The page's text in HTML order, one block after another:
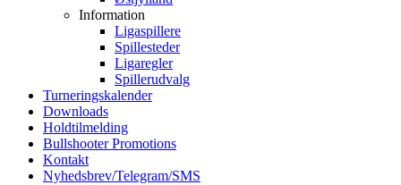
Information
Ligaspillere
Spillesteder
Ligaregler
Spillerudvalg
Turneringskalender
Downloads
Holdtilmelding
Bullshooter Promotions
Kontakt
Nyhedsbrev/Telegram/SMS